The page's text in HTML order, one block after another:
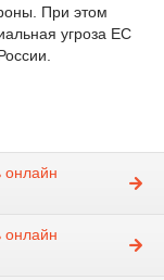
При этом
угроза ЕС
онлайн
онлайн